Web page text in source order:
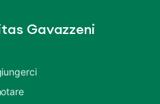
Gavazzeni